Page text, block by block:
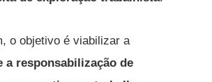
o objetivo é viabilizar a
a responsabilização de